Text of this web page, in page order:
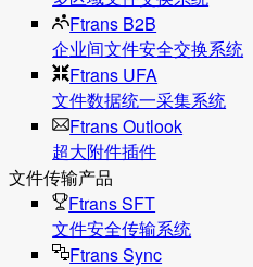
Ftrans B2B
企业间文件安全交换系统
Ftrans UFA
文件数据统⼀采集系统
Ftrans Outlook
超大附件插件
文件传输产品
Ftrans SFT
文件安全传输系统
Ftrans Sync